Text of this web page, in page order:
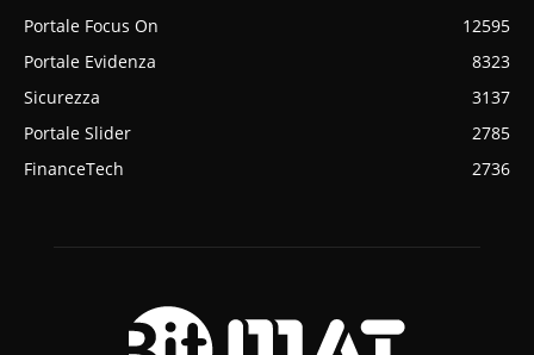
Portale Focus On
12595
Portale Evidenza
8323
Sicurezza
3137
Portale Slider
2785
FinanceTech
2736